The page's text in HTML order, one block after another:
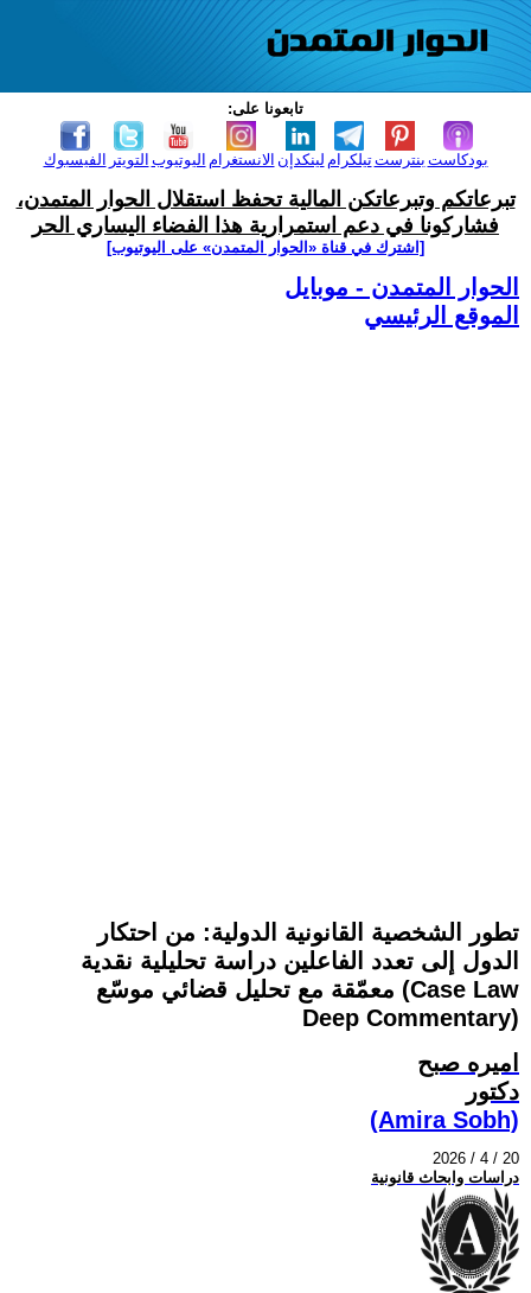
تابعونا على:
الفيسبوك التويتر اليوتيوب الانستغرام لينكدإن تيلكرامبنترست بودكاست
تبرعاتكم وتبرعاتكن المالية تحفظ استقلال الحوار المتمدن،
فشاركونا في دعم استمرارية هذا الفضاء اليساري الحر
[اشترك في قناة ‫«الحوار المتمدن» على اليوتيوب]
الحوار المتمدن - موبايل
الموقع الرئيسي
تطور الشخصية القانونية الدولية: من احتكار
الدول إلى تعدد الفاعلين دراسة تحليلية نقدية
معمّقة مع تحليل قضائي موسّع (Case Law
Deep Commentary)
اميره صبح
دكتور
(Amira Sobh)
2026 / 4 / 20
دراسات وابحاث قانونية